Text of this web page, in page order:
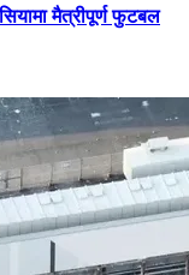
मैत्रीपूर्ण फुटबल